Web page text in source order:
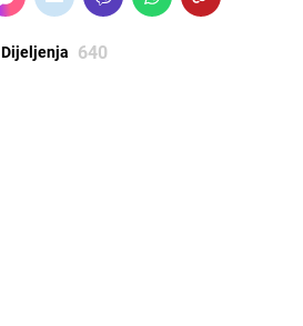
Dijeljenja 640